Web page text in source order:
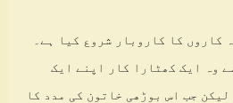
کاروں کا کاروبار شروع کیا ہے۔
وہ ایک کھٹارا کار اپنے ایک
جب اس بوڑھی خاتون کی مدد کا